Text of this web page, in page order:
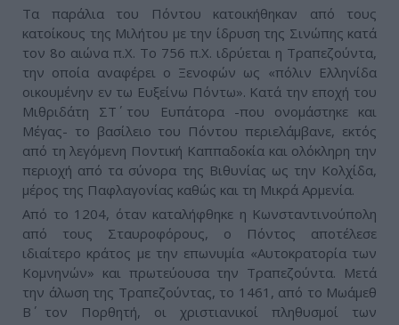
Tα παράλια του Πόντου κατοικήθηκαν από τους
κατοίκους της Μιλήτου με την ίδρυση της Σινώπης κατά
τον 8ο αιώνα π.Χ. Το 756 π.Χ. ιδρύεται η Τραπεζούντα,
την οποία αναφέρει ο Ξενοφών ως «πόλιν Ελληνίδα
οικουμένην εν τω Ευξείνω Πόντω». Κατά την εποχή του
Μιθριδάτη ΣΤ΄ του Ευπάτορα -που ονομάστηκε και
Μέγας- το βασίλειο του Πόντου περιελάμβανε, εκτός
από τη λεγόμενη Ποντική Καππαδοκία και ολόκληρη την
περιοχή από τα σύνορα της Βιθυνίας ως την Κολχίδα,
μέρος της Παφλαγονίας καθώς και τη Μικρά Αρμενία.
Από το 1204, όταν καταλήφθηκε η Κωνσταντινούπολη
από τους Σταυροφόρους, ο Πόντος αποτέλεσε
ιδιαίτερο κράτος με την επωνυμία «Αυτοκρατορία των
Κομνηνών» και πρωτεύουσα την Τραπεζούντα. Μετά
την άλωση της Τραπεζούντας, το 1461, από το Μωάμεθ
Β΄ τον Πορθητή, οι χριστιανικοί πληθυσμοί των